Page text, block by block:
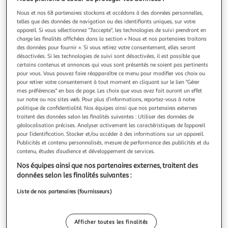
précédente
suivante
FIVE
Boîte organiseur 3 tiroirs selena 24cm naturel
Informations Techniques : Dimensions : L. 24 x l. 13,5 x H.
19,2 cm Matière : Bambou Spécificités : Pratique & Tendance
Boîte Organiseur 3 Tiroirs Forme Rectangulaire Poids : 1,425
Kg Couleur : Naturel
En savoir +
Vendu par Paris Prix
Livr. ou retrait dès 3/4 jours
A partir de 7,99€
Plus d'options
Vendu par Paris Prix 26,99€ 35,99€
4,99€
Multishop
Nous et nos 68 partenaires stockons et accédons à des données personnelles,
telles que des données de navigation ou des identifiants uniques, sur votre
appareil. Si vous sélectionnez "J'accepte", les technologies de suivi prendront en
charge les finalités affichées dans la section « Nous et nos partenaires traitons
des données pour fournir ». Si vous retirez votre consentement, elles seront
désactivées. Si les technologies de suivi sont désactivées, il est possible que
certains contenus et annonces qui vous sont présentés ne soient pas pertinents
pour vous. Vous pouvez faire réapparaître ce menu pour modifier vos choix ou
pour retirer votre consentement à tout moment en cliquant sur le lien "Gérer
mes préférences" en bas de page. Les choix que vous avez fait auront un effet
sur notre ou nos sites web. Pour plus d’informations, reportez-vous à notre
politique de confidentialité. Nos équipes ainsi que nos partenaires externes
traitent des données selon les finalités suivantes : Utiliser des données de
géolocalisation précises. Analyser activement les caractéristiques de l’appareil
pour l’identification. Stocker et/ou accéder à des informations sur un appareil.
Publicités et contenu personnalisés, mesure de performance des publicités et du
contenu, études d’audience et développement de services.
Nos équipes ainsi que nos partenaires externes, traitent des
données selon les finalités suivantes :
Liste de nos partenaires (fournisseurs)
Afficher toutes les finalités